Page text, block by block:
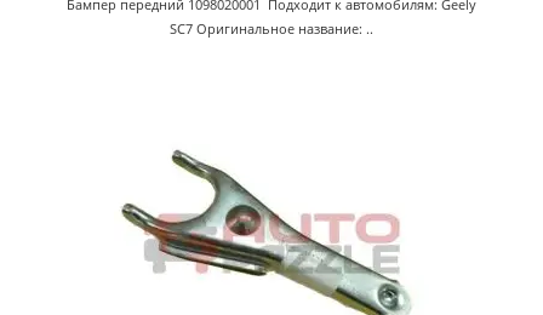
Бампер передний 1098020001 Подходит к автомобилям: Geely
SC7 Оригинальное название: ..